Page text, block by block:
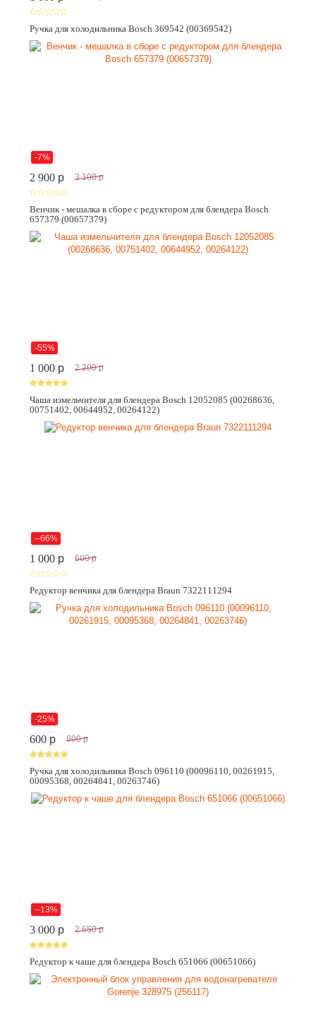
Ручка для холодильника Bosch 369542 (00369542)
-7%
2 900 p 3 100 p
Венчик - мешалка в сборе с редуктором для блендера Bosch
657379 (00657379)
-55%
1 000 p 2 200 p
Чаша измельчителя для блендера Bosch 12052085 (00268636,
00751402, 00644952, 00264122)
--66%
1 000 p 600 p
Редуктор венчика для блендера Braun 7322111294
-25%
600 p 800 p
Ручка для холодильника Bosch 096110 (00096110, 00261915,
00095368, 00264841, 00263746)
--13%
3 000 p 2 650 p
Редуктор к чаше для блендера Bosch 651066 (00651066)